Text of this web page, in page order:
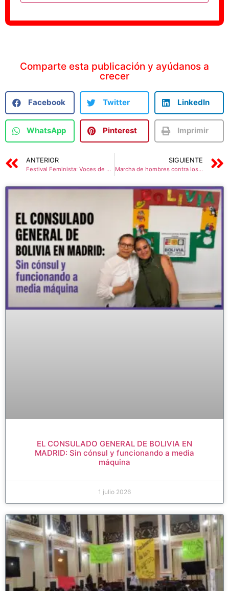
Comparte esta publicación y ayúdanos a
crecer
Facebook Twitter LinkedIn
WhatsApp Pinterest Imprimir
ANTERIOR
Festival Feminista: Voces de Mujeres sin dueños ni Patrones
SIGUIENTE
Marcha de hombres contra los feminicidios
EL CONSULADO GENERAL DE BOLIVIA EN
MADRID: Sin cónsul y funcionando a media
máquina
1 julio 2026